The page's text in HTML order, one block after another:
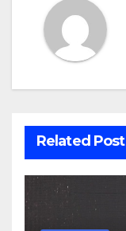
Related Post